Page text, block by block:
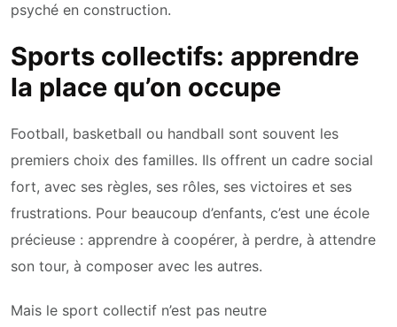
psyché en construction.
Sports collectifs: apprendre
la place qu’on occupe
Football, basketball ou handball sont souvent les
premiers choix des familles. Ils offrent un cadre social
fort, avec ses règles, ses rôles, ses victoires et ses
frustrations. Pour beaucoup d’enfants, c’est une école
précieuse : apprendre à coopérer, à perdre, à attendre
son tour, à composer avec les autres.
Mais le sport collectif n’est pas neutre